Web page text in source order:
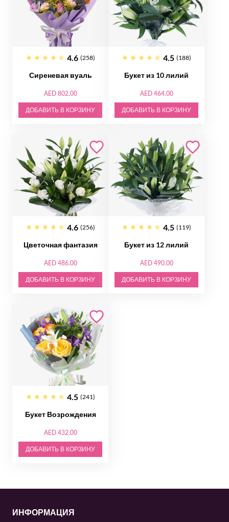
4.6 (258)
Сиреневая вуаль
AED 802.00
ДОБАВИТЬ В КОРЗИНУ
4.5 (188)
Букет из 10 лилий
AED 464.00
ДОБАВИТЬ В КОРЗИНУ
4.6 (256)
Цветочная фантазия
AED 486.00
ДОБАВИТЬ В КОРЗИНУ
4.5 (119)
Букет из 12 лилий
AED 490.00
ДОБАВИТЬ В КОРЗИНУ
4.5 (241)
Букет Возрождения
AED 432.00
ДОБАВИТЬ В КОРЗИНУ
ИНФОРМАЦИЯ